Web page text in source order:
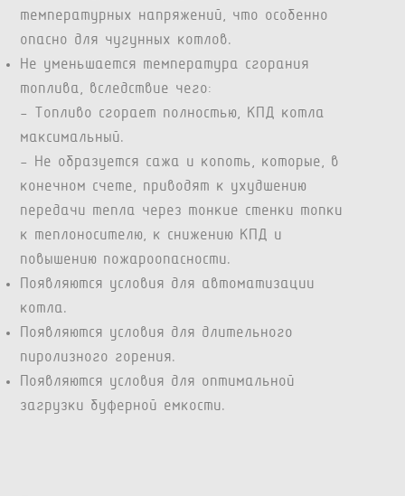
температурных напряжений, что особенно
опасно для чугунных котлов.
Не уменьшается температура сгорания
топлива, вследствие чего:
- Топливо сгорает полностью, КПД котла
максимальный.
- Не образуется сажа и копоть, которые, в
конечном счете, приводят к ухудшению
передачи тепла через тонкие стенки топки
к теплоносителю, к снижению КПД и
повышению пожароопасности.
Появляются условия для автоматизации
котла.
Появляются условия для длительного
пиролизного горения.
Появляются условия для оптимальной
загрузки буферной емкости.